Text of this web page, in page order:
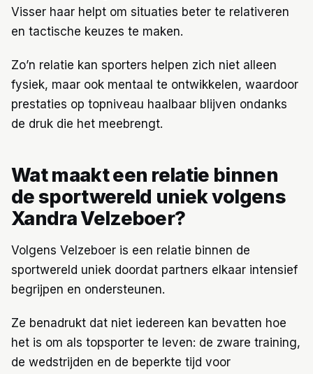
Visser haar helpt om situaties beter te relativeren
en tactische keuzes te maken.
Zo’n relatie kan sporters helpen zich niet alleen
fysiek, maar ook mentaal te ontwikkelen, waardoor
prestaties op topniveau haalbaar blijven ondanks
de druk die het meebrengt.
Wat maakt een relatie binnen
de sportwereld uniek volgens
Xandra Velzeboer?
Volgens Velzeboer is een relatie binnen de
sportwereld uniek doordat partners elkaar intensief
begrijpen en ondersteunen.
Ze benadrukt dat niet iedereen kan bevatten hoe
het is om als topsporter te leven: de zware training,
de wedstrijden en de beperkte tijd voor